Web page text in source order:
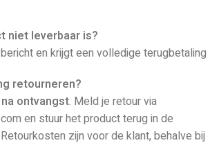
niet leverbaar is?
en krijgt een volledige terugbetaling
retourneren?
ontvangst. Meld je retour via
en stuur het product terug in de
zijn voor de klant, behalve bij